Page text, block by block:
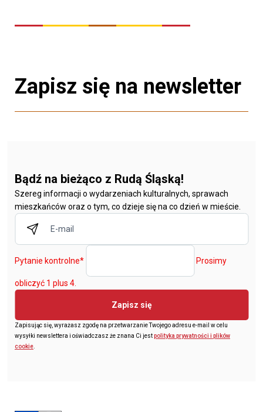
Zapisz się na newsletter
Bądź na bieżąco z Rudą Śląską!
Szereg informacji o wydarzeniach kulturalnych, sprawach
mieszkańców oraz o tym, co dzieje się na co dzień w mieście.
Pytanie kontrolne* Prosimy
obliczyć 1 plus 4.
Zapisz się
Zapisując się, wyrażasz zgodę na przetwarzanie Twojego adresu e-mail w celu
wysyłki newslettera i oświadczasz że znana Ci jestpolityka prywatności i plików
cookie.